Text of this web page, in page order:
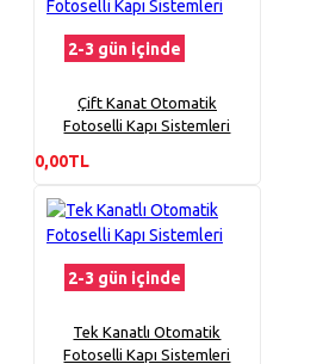
2-3 gün içinde
Çift Kanat Otomatik
Fotoselli Kapı Sistemleri
0,00TL
2-3 gün içinde
Tek Kanatlı Otomatik
Fotoselli Kapı Sistemleri